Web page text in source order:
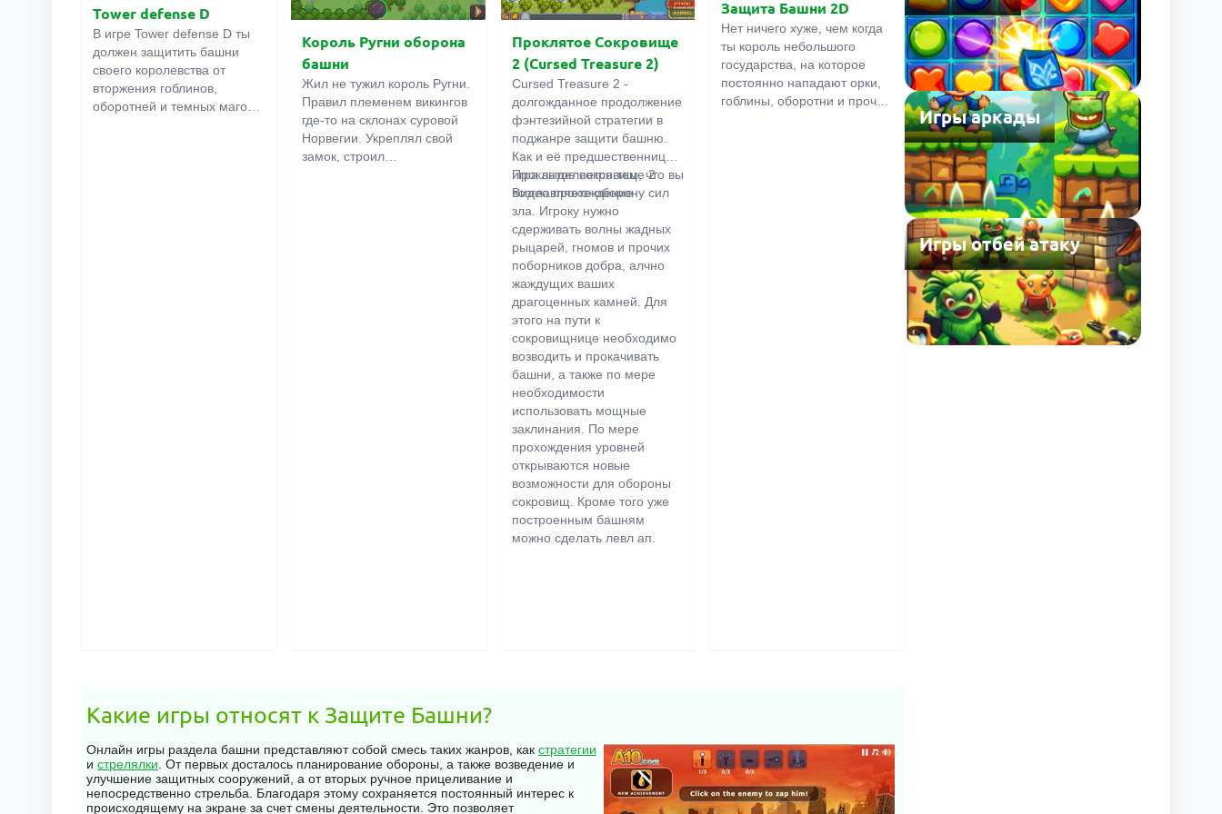
Tower defense D
В игре Tower defense D ты
должен защитить башни
своего королевства от
вторжения гоблинов,
оборотней и темных магов.
Король Ругни оборона
башни
Жил не тужил король Ругни.
Правил племенем викингов
где-то на склонах суровой
Норвегии. Укреплял свой
замок, строил
Проклятое Сокровище
2 (Cursed Treasure 2)
Cursed Treasure 2 -
долгожданное продолжение
фэнтезийной стратегии в
поджанре защити башню.
Как и её предшественница,
игра выделяется тем, что вы
возглавляете оборону сил
зла. Игроку нужно
сдерживать волны жадных
рыцарей, гномов и прочих
поборников добра, алчно
жаждущих ваших
драгоценных камней. Для
этого на пути к
сокровищнице необходимо
возводить и прокачивать
башни, а также по мере
необходимости
использовать мощные
заклинания. По мере
прохождения уровней
открываются новые
возможности для обороны
сокровищ. Кроме того уже
построенным башням
можно сделать левл ап.
Проклятое сокровище 2
Видео прохождение
Защита Башни 2D
Нет ничего хуже, чем когда
ты король небольшого
государства, на которое
постоянно нападают орки,
гоблины, оборотни и прочая
Какие игры относят к Защите Башни?
Онлайн игры раздела башни представляют собой смесь таких жанров, как стратегии
и стрелялки. От первых досталось планирование обороны, а также возведение и
улучшение защитных сооружений, а от вторых ручное прицеливание и
непосредственно стрельба. Благодаря этому сохраняется постоянный интерес к
происходящему на экране за счет смены деятельности. Это позволяет
Игры аркады
Игры отбей атаку